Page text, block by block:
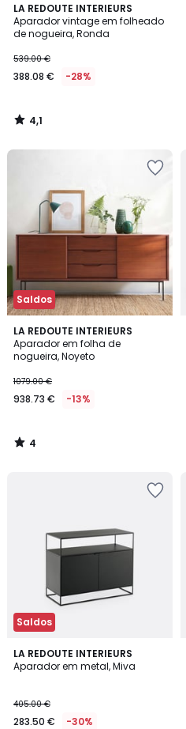
LA REDOUTE INTERIEURS
Aparador vintage em folheado
de nogueira, Ronda
539.00 €
388.08 € -28%
4,1
/ 5
4,1
/
Saldos
LA REDOUTE INTERIEURS
Aparador em folha de
nogueira, Noyeto
1079.00 €
938.73 € -13%
4
/
5
4
/
Saldos
LA REDOUTE INTERIEURS
Aparador em metal, Miva
405.00 €
283.50 € -30%
4,2
/ 5